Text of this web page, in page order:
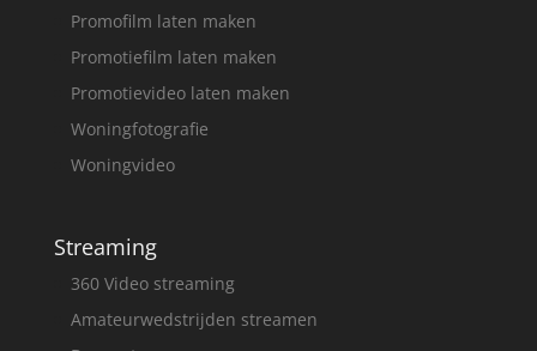
Promofilm laten maken
Promotiefilm laten maken
Promotievideo laten maken
Woningfotografie
Woningvideo
Streaming
360 Video streaming
Amateurwedstrijden streamen